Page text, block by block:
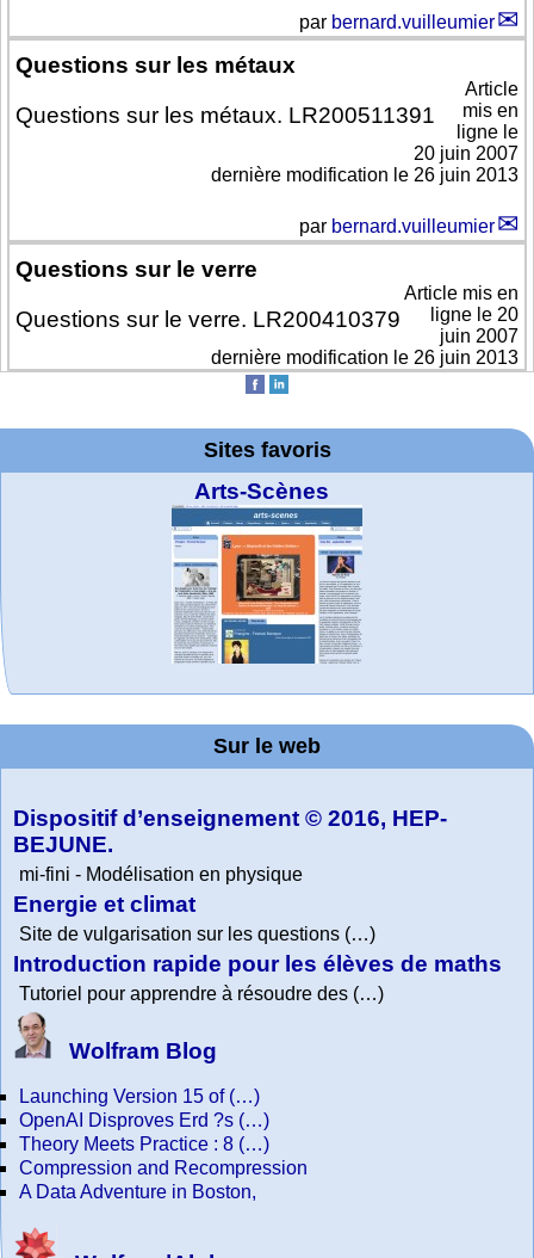
par bernard.vuilleumier
Questions sur les métaux
Questions sur les métaux. LR200511391
Article
mis en
ligne le
20 juin 2007
dernière modification le 26 juin 2013
par bernard.vuilleumier
Questions sur le verre
Questions sur le verre. LR200410379
Article mis en
ligne le 20
juin 2007
dernière modification le 26 juin 2013
Sites favoris
Office fédéral de
la statistique
Arts-Scènes
Wolfram
Demonstrations
Project. College
Physics
Online math
practice and
lessons
TED Talks
Wolfram
Mathematica
Tutorial
Collection
Wolfram web
resources
La société 2018
expliquée à mon
grand-père
MATHCURVE.CO
M
Wolfram
Education Portal
Sur le web
Dispositif d’enseignement © 2016, HEP-
BEJUNE.
mi-fini - Modélisation en physique
Energie et climat
Site de vulgarisation sur les questions (…)
Introduction rapide pour les élèves de maths
Tutoriel pour apprendre à résoudre des (…)
Wolfram Blog
Launching Version 15 of (…)
OpenAI Disproves Erd ?s (…)
Theory Meets Practice : 8 (…)
Compression and Recompression
A Data Adventure in Boston,